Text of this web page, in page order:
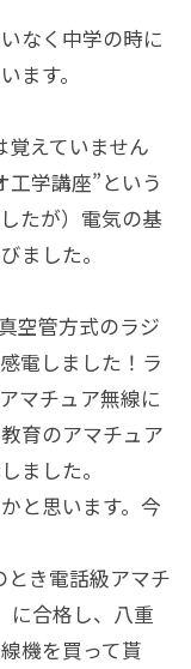
なく中学の時に
ます。
覚えていません
学講座”という
たが）電気の基
ました。
空管方式のラジ
電しました！ラ
マチュア無線に
育のアマチュア
ました。
と思います。今
とき電話級アマチ
に合格し、八重
機を買って貰